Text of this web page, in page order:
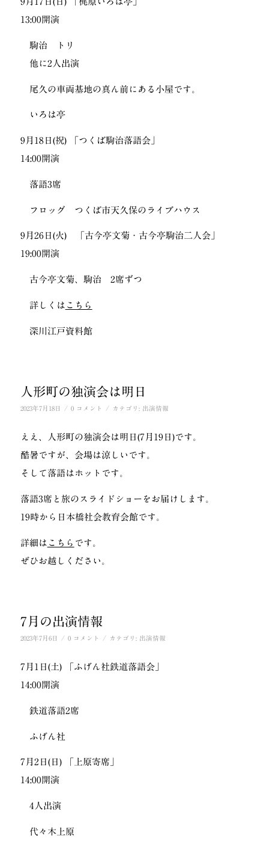
13:00開演
駒治 トリ
他に2人出演
尾久の車両基地の真ん前にある小屋です。
いろは亭
9月18日(祝) 「つくば駒治落語会」
14:00開演
落語3席
フロッグ つくば市天久保のライブハウス
9月26日(火) 「古今亭文菊・古今亭駒治二人会」
19:00開演
古今亭文菊、駒治 2席ずつ
詳しくは こちら
深川江戸資料館
人形町の独演会は明日
2023年7月18日 / 0 コメント / カテゴリ: 出演情報
ええ、人形町の独演会は明日(7月19日)です。
酷暑ですが、会場は涼しいです。
そして落語はホットです。
落語3席と旅のスライドショーをお届けします。
19時から日本橋社会教育会館です。
詳細は こちら です。
ぜひお越しください。
7月の出演情報
2023年7月6日 / 0 コメント / カテゴリ: 出演情報
7月1日(土) 「ふげん社鉄道落語会」
14:00開演
鉄道落語2席
ふげん社
7月2日(日) 「上原寄席」
14:00開演
4人出演
代々木上原